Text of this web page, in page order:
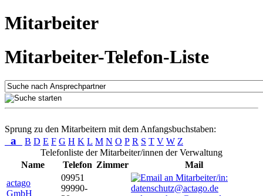
Mitarbeiter
Mitarbeiter-Telefon-Liste
Sprung zu den Mitarbeitern mit dem Anfangsbuchstaben:
a B D E F G H K L M N O P R S T V W Z
Telefonliste der Mitarbeiter/innen der Verwaltung
Name
Telefon Zimmer
Mail
actago
GmbH
09951
99990-